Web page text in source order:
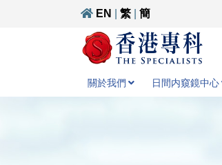
EN 繁 簡
關於我們 日間内窺鏡中心